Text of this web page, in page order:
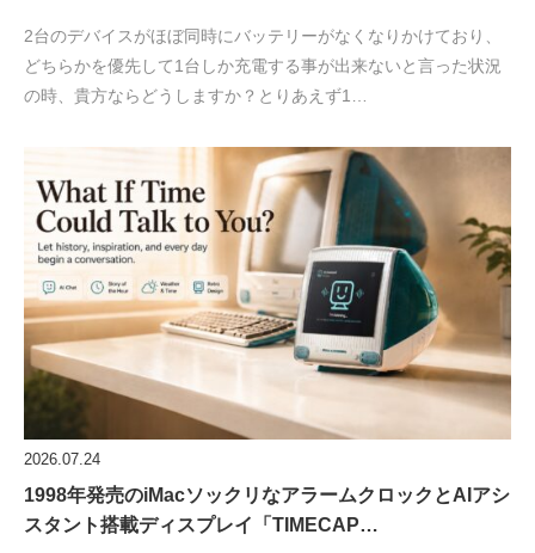
2台のデバイスがほぼ同時にバッテリーがなくなりかけており、
どちらかを優先して1台しか充電する事が出来ないと言った状況
の時、貴方ならどうしますか？とりあえず1…
2026.07.24
1998年発売のiMacソックリなアラームクロックとAIアシ
スタント搭載ディスプレイ「TIMECAP…